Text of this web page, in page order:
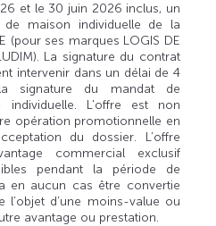
et le 30 juin 2026 inclus, un
maison individuelle de la
(pour ses marques LOGIS DE
La signature du contrat
intervenir dans un délai de 4
signature du mandat de
individuelle. L'offre est non
opération promotionnelle en
du dossier. L’offre
commercial exclusif
pendant la période de
en aucun cas être convertie
l’objet d’une moins-value ou
avantage ou prestation.